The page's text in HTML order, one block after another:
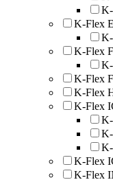
K-Flex
K-Flex
K-Flex
K-Flex
K-Flex
K-Flex
K-Flex